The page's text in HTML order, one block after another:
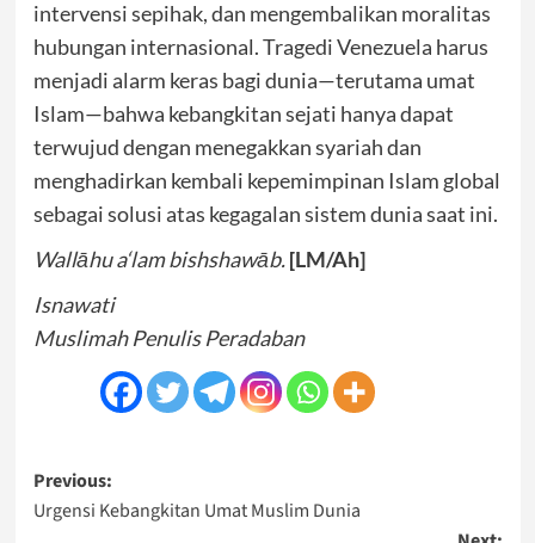
intervensi sepihak, dan mengembalikan moralitas
hubungan internasional. Tragedi Venezuela harus
menjadi alarm keras bagi dunia—terutama umat
Islam—bahwa kebangkitan sejati hanya dapat
terwujud dengan menegakkan syariah dan
menghadirkan kembali kepemimpinan Islam global
sebagai solusi atas kegagalan sistem dunia saat ini.
Wallāhu a‘lam bishshawāb. [LM/Ah]
Isnawati
Muslimah Penulis Peradaban
Post
navigation
Previous:
Urgensi Kebangkitan Umat Muslim Dunia